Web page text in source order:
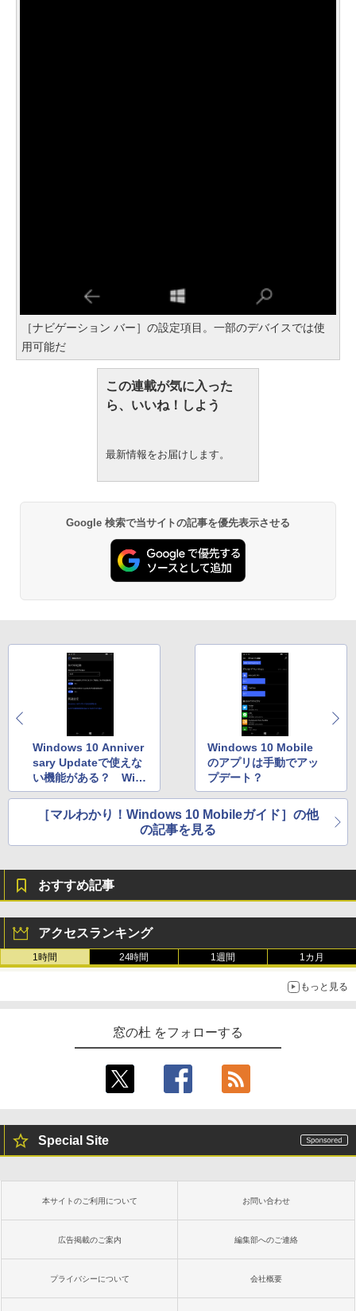
［ナビゲーション バー］の設定項目。一部のデバイスでは使
用可能だ
この連載が気に入った
ら、いいね！しよう
最新情報をお届けします。
Google 検索で当サイトの記事を優先表示させる
Windows 10 Anniver
sary Updateで使えな
い機能がある？ Win
dows 10 Mobileの場
Windows 10 Mobile
のアプリは手動でアッ
プデート？
［マルわかり！Windows 10 Mobileガイド］の他
の記事を見る
おすすめ記事
アクセスランキング
1時間 24時間 1週間 1カ月
もっと見る
窓の杜 をフォローする
Special Site
本サイトのご利用について お問い合わせ
広告掲載のご案内 編集部へのご連絡
プライバシーについて 会社概要